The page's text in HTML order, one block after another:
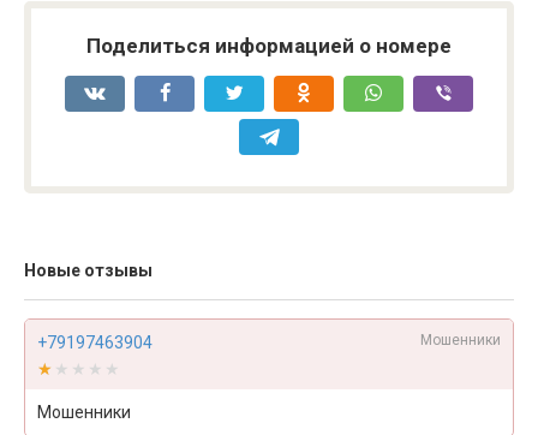
Поделиться информацией о номере
Новые отзывы
+79197463904 Мошенники
★★★★★
★★★★★
Мошенники